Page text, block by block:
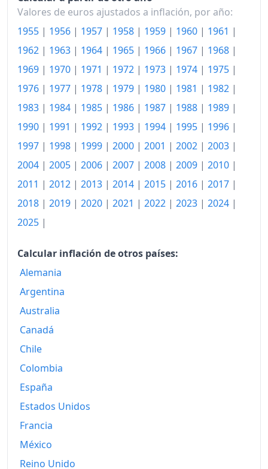
2001
591.17
2002
609.29
2004
646.89
2005
668.68
692.19
2007
711.48
2008
740.48
2009
738.35
2011
775.66
2013
2014
2015
2017
2018
Valores de euros ajustados a inflación, por año:
1955 | 1956 | 1957 | 1958 | 1959 | 1960 | 1961 |
1962 | 1963 | 1964 | 1965 | 1966 | 1967 | 1968 |
1969 | 1970 | 1971 | 1972 | 1973 | 1974 | 1975 |
1976 | 1977 | 1978 | 1979 | 1980 | 1981 | 1982 |
1983 | 1984 | 1985 | 1986 | 1987 | 1988 | 1989 |
1990 | 1991 | 1992 | 1993 | 1994 | 1995 | 1996 |
1997 | 1998 | 1999 | 2000 | 2001 | 2002 | 2003 |
2004 | 2005 | 2006 | 2007 | 2008 | 2009 | 2010 |
2011 | 2012 | 2013 | 2014 | 2015 | 2016 | 2017 |
2018 | 2019 | 2020 | 2021 | 2022 | 2023 | 2024 |
2025 |
Calcular inflación de otros países:
Alemania
Argentina
Australia
Canadá
Chile
Colombia
España
Estados Unidos
Francia
México
Reino Unido